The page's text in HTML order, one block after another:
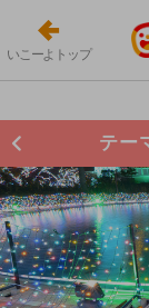
いこーよトップ
テー